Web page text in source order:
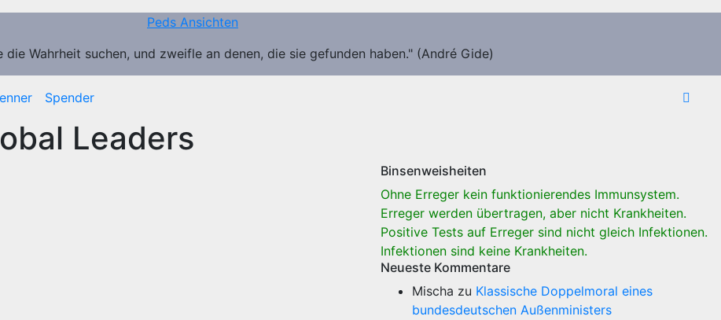
Peds Ansichten
die Wahrheit suchen, und zweifle an denen, die sie gefunden haben." (André Gide)
Spender
Leaders
Binsenweisheiten
Ohne Erreger kein funktionierendes Immunsystem.
Erreger werden übertragen, aber nicht Krankheiten.
Positive Tests auf Erreger sind nicht gleich Infektionen.
Infektionen sind keine Krankheiten.
Neueste Kommentare
Mischa zu Klassische Doppelmoral eines
bundesdeutschen Außenministers